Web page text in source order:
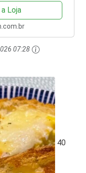
Loja
07:28
disso?
de votos: 40